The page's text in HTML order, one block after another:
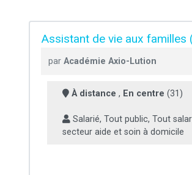
Assistant de vie aux familles
par Académie Axio-Lution
À distance , En centre (31)
Salarié, Tout public, Tout
secteur aide et soin à domicile